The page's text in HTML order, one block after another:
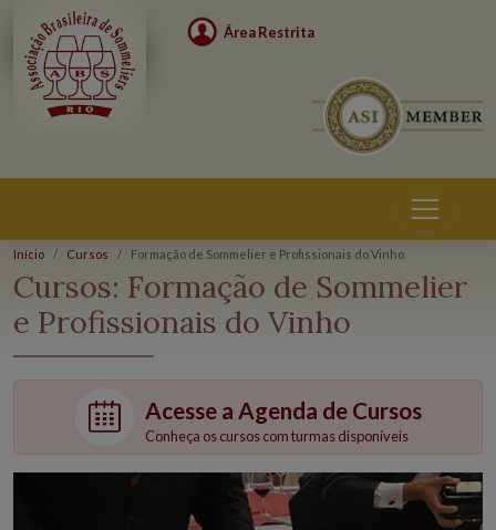
Área Restrita
Início Cursos Formação de Sommelier e Profissionais do Vinho
Cursos: Formação de Sommelier
e Profissionais do Vinho
Acesse a Agenda de Cursos
Conheça os cursos com turmas disponíveis